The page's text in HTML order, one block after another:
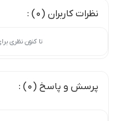
نظرات کاربران (0) :
تا کنون نظری
پرسش و پاسخ (0) :